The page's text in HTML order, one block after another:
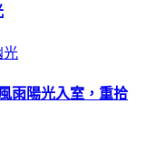
雨陽光入室，重拾